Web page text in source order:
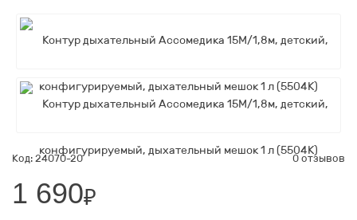
Код: 24070-20 0 отзывов
1 690₽